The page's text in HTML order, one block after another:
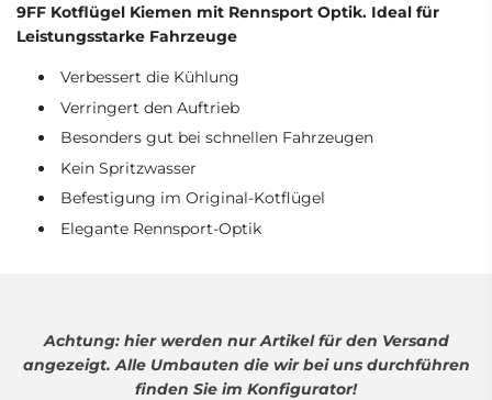
9FF Kotflügel Kiemen mit Rennsport Optik. Ideal für
Leistungsstarke Fahrzeuge
Verbessert die Kühlung
Verringert den Auftrieb
Besonders gut bei schnellen Fahrzeugen
Kein Spritzwasser
Befestigung im Original-Kotflügel
Elegante Rennsport-Optik
Achtung: hier werden nur Artikel für den Versand
angezeigt. Alle Umbauten die wir bei uns durchführen
finden Sie im Konfigurator!